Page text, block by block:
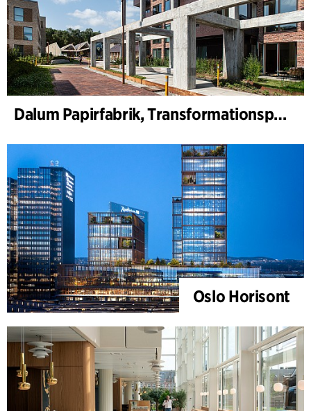
Dalum Papirfabrik, Transformationsplan
Oslo Horisont